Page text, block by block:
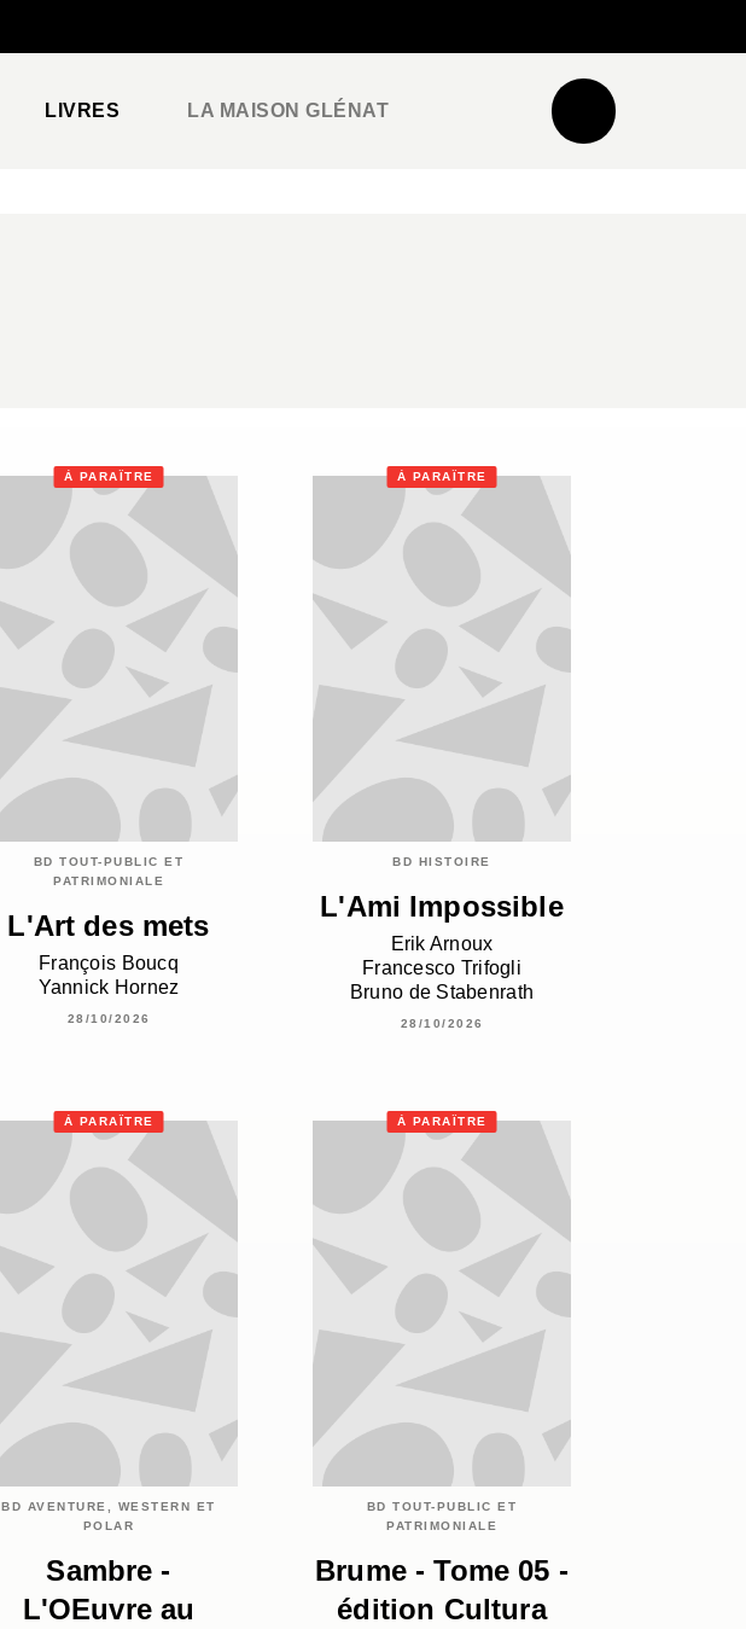
LIVRES LA MAISON GLÉNAT
À PARAÎTRE
BD TOUT-PUBLIC ET
PATRIMONIALE
L'Art des mets
François Boucq
Yannick Hornez
28/10/2026
À PARAÎTRE
BD HISTOIRE
L'Ami Impossible
Erik Arnoux
Francesco Trifogli
Bruno de Stabenrath
28/10/2026
À PARAÎTRE
BD AVENTURE, WESTERN ET
POLAR
Sambre -
L'OEuvre au
À PARAÎTRE
BD TOUT-PUBLIC ET
PATRIMONIALE
Brume - Tome 05 -
édition Cultura